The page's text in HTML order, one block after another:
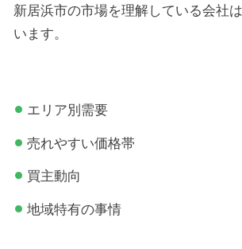
新居浜市の市場を理解している会社
います。
エリア別需要
売れやすい価格帯
買主動向
地域特有の事情